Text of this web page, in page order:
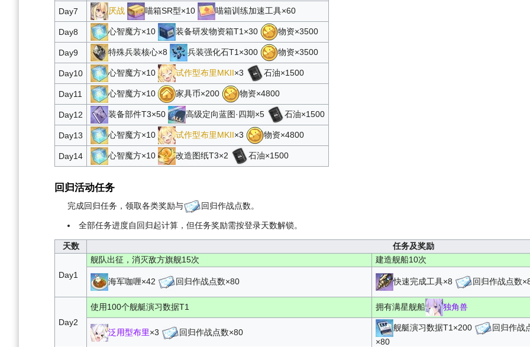
Day7 厌战 喵箱SR型×10 喵箱训练加速工具×60
Day8 心智魔方×10 装备研发物资箱T1×30 物资×3500
Day9 特殊兵装核心×8 兵装强化石T1×300 物资×3500
Day10 心智魔方×10 试作型布里MKII×3 石油×1500
Day11 心智魔方×10 家具币×200 物资×4800
Day12 装备部件T3×50 高级定向蓝图·四期×5 石油×1500
Day13 心智魔方×10 试作型布里MKII×3 物资×4800
Day14 心智魔方×10 改造图纸T3×2 石油×1500
回归活动任务
完成回归任务，领取各类奖励与 回归作战点数。
全部任务进度自回归起计算，但任务奖励需按登录天数解锁。
天数 任务及奖励
Day1
舰队出征，消灭敌方旗舰15次 建造舰船10次
海军咖喱×42 回归作战点数×80 快速完成工具×8 回归作战点数
Day2
使用100个舰艇演习数据T1 拥有满星舰船 独角兽
泛用型布里×3 回归作战点数×80 舰艇演习数据T1×200
回归作战
×80